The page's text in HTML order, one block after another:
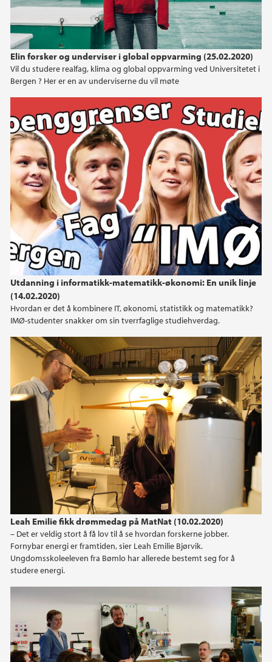
Elin forsker og underviser i global oppvarming (25.02.2020)
Vil du studere realfag, klima og global oppvarming ved Universitetet i
Bergen ? Her er en av underviserne du vil møte
Informatikk-matematikk-økonomi: En unik linje
Utdanning i informatikk-matematikk-økonomi: En unik linje
(14.02.2020)
Hvordan er det å kombinere IT, økonomi, statistikk og matematikk?
IMØ-studenter snakker om sin tverrfaglige studiehverdag.
Leah Emilie fikk drømmedag på MatNat (10.02.2020)
– Det er veldig stort å få lov til å se hvordan forskerne jobber.
Fornybar energi er framtiden, sier Leah Emilie Bjørvik.
Ungdomsskoleeleven fra Bømlo har allerede bestemt seg for å
studere energi.